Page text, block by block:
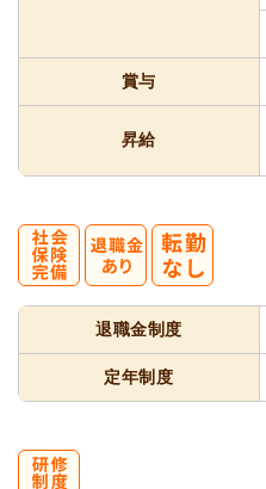
賞与
昇給
退職金制度
定年制度